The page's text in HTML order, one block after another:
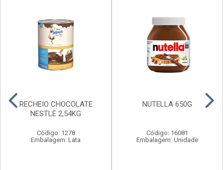
RECHEIO CHOCOLATE
NESTLE 2,54KG
Código: 1278
Embalagem: Lata
NUTELLA 650G
Código: 16081
Embalagem: Unidade